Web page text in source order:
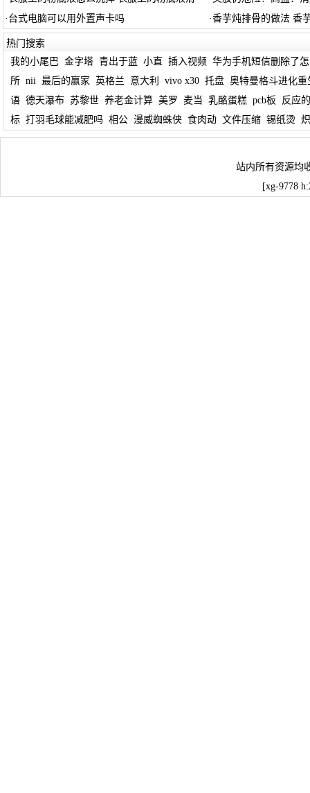
· 台式电脑可以用外置声卡吗 ·香芋炖排骨的做法 香
热门搜索
我的小尾巴 金字塔 青出于蓝 小直 插入视频 华为手机短信删除了
所 nii 最后的赢家 英格兰 意大利 vivo x30 托盘 奥特曼格斗进化重
语 德天瀑布 苏黎世 养老金计算 美罗 麦当 乳酪蛋糕 pcb板
反应的
标 打羽毛球能减肥吗 相公 漫威蜘蛛侠 食肉动 文件压缩 锡纸烫
站内所有资源均
[xg-9778